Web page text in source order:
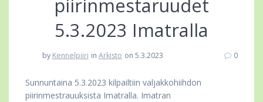
piirinmestaruudet
5.3.2023 Imatralla
by Kennelpiiri in Arkisto on 5.3.2023 0
Sunnuntaina 5.3.2023 kilpailtiin valjakkohiihdon
piirinmestrauuksista Imatralla. Imatran